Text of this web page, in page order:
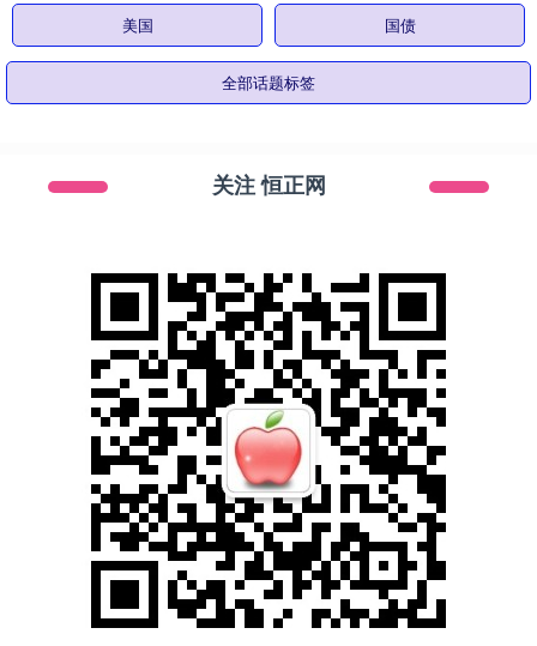
美国 国债
全部话题标签
关注 恒正网